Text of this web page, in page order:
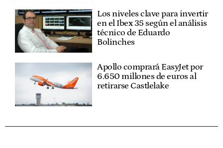
Los niveles clave para invertir
en el Ibex 35 según el análisis
técnico de Eduardo
Bolinches
Apollo comprará EasyJet por
6.650 millones de euros al
retirarse Castlelake